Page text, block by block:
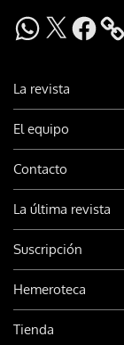
WhatsApp
X Facebook
La revista
El equipo
Contacto
La última revista
Suscripción
Hemeroteca
Tienda